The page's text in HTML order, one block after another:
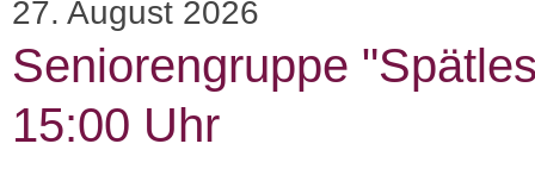
27. August 2026
Seniorengruppe
15:00 Uhr